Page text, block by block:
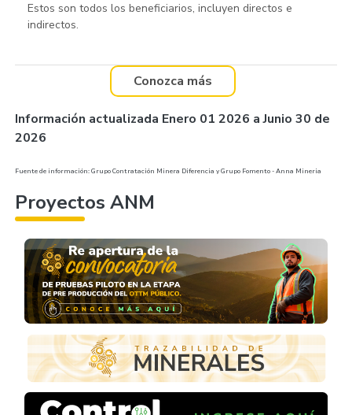
Estos son todos los beneficiarios, incluyen directos e
indirectos.
Conozca más
Información actualizada Enero 01 2026 a Junio 30 de
2026
Fuente de información: Grupo Contratación Minera Diferencia y Grupo Fomento - Anna Mineria
Proyectos ANM